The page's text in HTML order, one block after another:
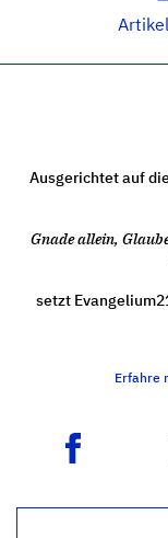
Ausgerichtet auf
Gnade allein,
setzt
Erfahre